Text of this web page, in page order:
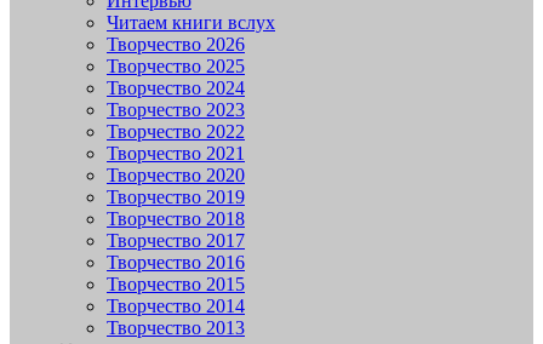
Читаем книги вслух
Творчество 2026
Творчество 2025
Творчество 2024
Творчество 2023
Творчество 2022
Творчество 2021
Творчество 2020
Творчество 2019
Творчество 2018
Творчество 2017
Творчество 2016
Творчество 2015
Творчество 2014
Творчество 2013